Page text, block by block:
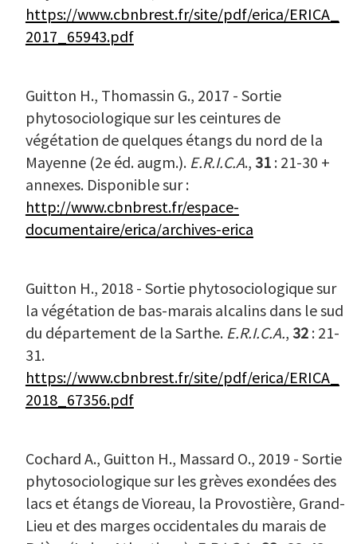
https://www.cbnbrest.fr/site/pdf/erica/ERICA_
2017_65943.pdf
Guitton H., Thomassin G., 2017 - Sortie
phytosociologique sur les ceintures de
végétation de quelques étangs du nord de la
Mayenne (2e éd. augm.). E.R.I.C.A., 31 : 21-30 +
annexes. Disponible sur :
http://www.cbnbrest.fr/espace-
documentaire/erica/archives-erica
Guitton H., 2018 - Sortie phytosociologique sur
la végétation de bas-marais alcalins dans le sud
du département de la Sarthe. E.R.I.C.A., 32 : 21-
31.
https://www.cbnbrest.fr/site/pdf/erica/ERICA_
2018_67356.pdf
Cochard A., Guitton H., Massard O., 2019 - Sortie
phytosociologique sur les grèves exondées des
lacs et étangs de Vioreau, la Provostière, Grand-
Lieu et des marges occidentales du marais de